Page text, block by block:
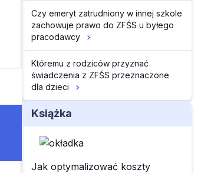
Czy emeryt zatrudniony w innej szkole
zachowuje prawo do ZFŚS u byłego
pracodawcy
Któremu z rodziców przyznać
świadczenia z ZFŚS przeznaczone
dla dzieci
Książka
Jak optymalizować koszty